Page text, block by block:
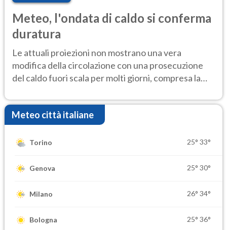
Meteo, l'ondata di caldo si conferma
duratura
Le attuali proiezioni non mostrano una vera
modifica della circolazione con una prosecuzione
del caldo fuori scala per molti giorni, compresa la
Meteo città italiane
Torino 25° 33°
Genova 25° 30°
Milano 26° 34°
Bologna 25° 36°